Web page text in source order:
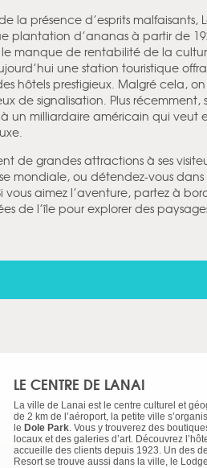
la présence d’esprits malfaisants,
plantation d’ananas à partir de
manque de rentabilité de la
une station touristique
hôtels prestigieux. Malgré cela, on
de signalisation. Plus récemment,
un milliardaire américain qui veut
de grandes attractions à ses
mondiale, ou détendez-vous
aimez l’aventure, partez à
de l’île pour explorer des
LE CENTRE DE LANAI
La ville de Lanai est le centre culturel et
de 2 km de l’aéroport, la petite ville
le Dole Park. Vous y trouverez des
locaux et des galeries d’art. Découvrez
accueille des clients depuis 1923. Un des
Resort se trouve aussi dans la ville, le